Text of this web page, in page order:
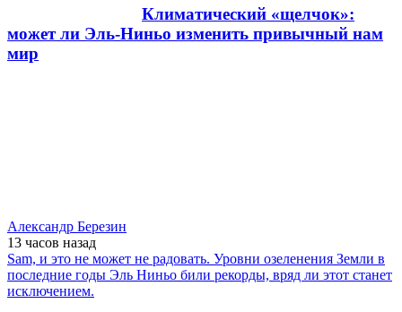
Климатический «щелчок»:
может ли Эль-Ниньо изменить привычный нам
мир
Александр Березин
13 часов назад
Sam, и это не может не радовать. Уровни озеленения Земли в
последние годы Эль Ниньо били рекорды, вряд ли этот станет
исключением.